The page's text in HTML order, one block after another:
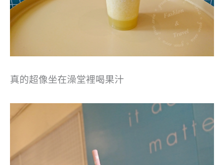
真的超像坐在澡堂裡喝果汁